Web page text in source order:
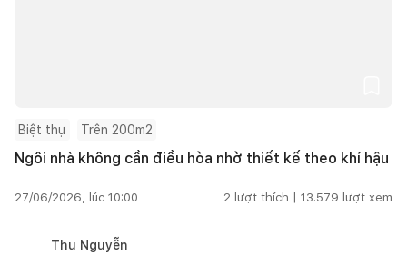
Biệt thự Trên 200m2
Ngôi nhà không cần điều hòa nhờ thiết kế theo khí hậu
27/06/2026, lúc 10:00 2 lượt thích | 13.579 lượt xem
Thu Nguyễn